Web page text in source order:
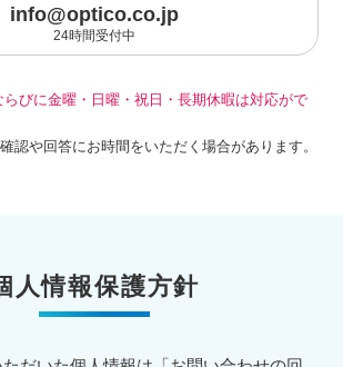
info@optico.co.jp
24時間受付中
らびに金曜・日曜・祝日・長期休暇は対応がで
認や回答にお時間をいただく場合があります。
人情報保護方針